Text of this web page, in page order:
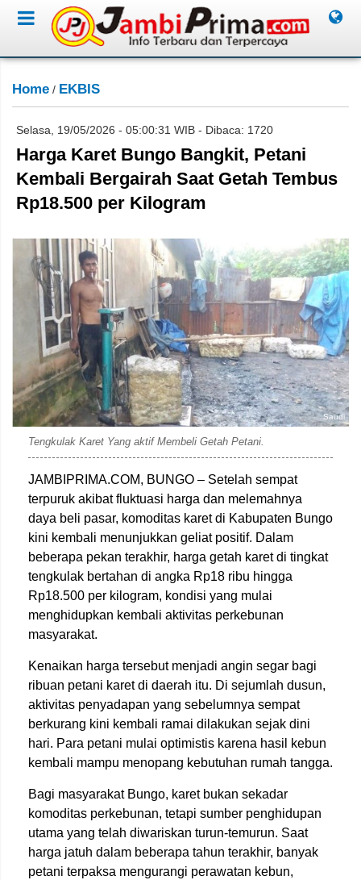
Home / EKBIS
Selasa, 19/05/2026 - 05:00:31 WIB - Dibaca: 1720
Harga Karet Bungo Bangkit, Petani
Kembali Bergairah Saat Getah Tembus
Rp18.500 per Kilogram
Saudi
Tengkulak Karet Yang aktif Membeli Getah Petani.
JAMBIPRIMA.COM, BUNGO – Setelah sempat
terpuruk akibat fluktuasi harga dan melemahnya
daya beli pasar, komoditas karet di Kabupaten Bungo
kini kembali menunjukkan geliat positif. Dalam
beberapa pekan terakhir, harga getah karet di tingkat
tengkulak bertahan di angka Rp18 ribu hingga
Rp18.500 per kilogram, kondisi yang mulai
menghidupkan kembali aktivitas perkebunan
masyarakat.
Kenaikan harga tersebut menjadi angin segar bagi
ribuan petani karet di daerah itu. Di sejumlah dusun,
aktivitas penyadapan yang sebelumnya sempat
berkurang kini kembali ramai dilakukan sejak dini
hari. Para petani mulai optimistis karena hasil kebun
kembali mampu menopang kebutuhan rumah tangga.
Bagi masyarakat Bungo, karet bukan sekadar
komoditas perkebunan, tetapi sumber penghidupan
utama yang telah diwariskan turun-temurun. Saat
harga jatuh dalam beberapa tahun terakhir, banyak
petani terpaksa mengurangi perawatan kebun,